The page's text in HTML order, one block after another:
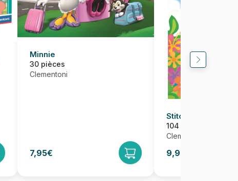
Minnie
30 pièces
Clementoni
7,95€
Stitch
104 pièces
Clementoni
9,95€